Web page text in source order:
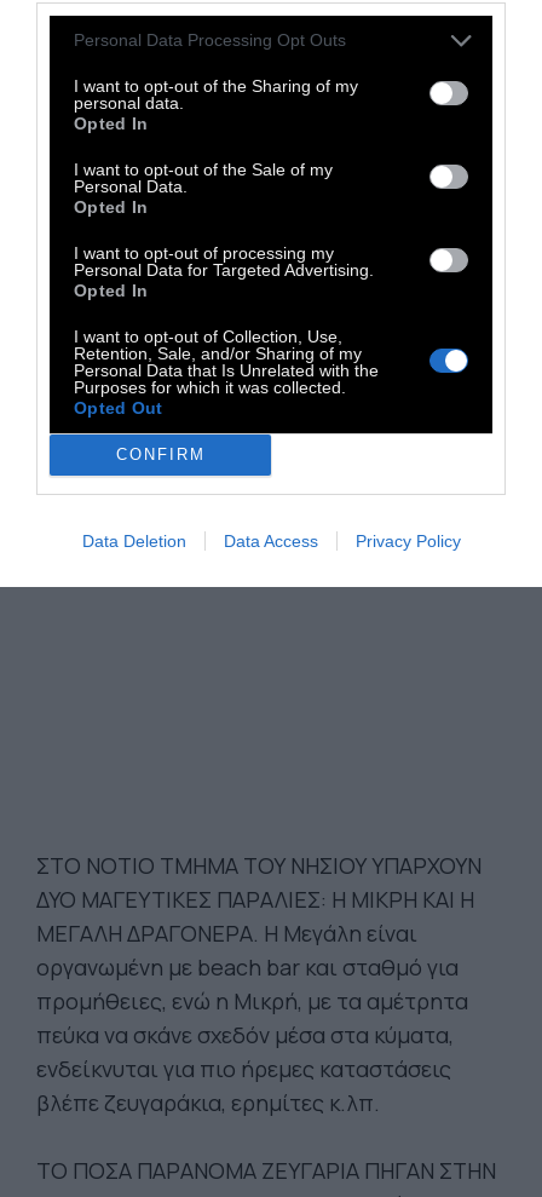
Personal Data Processing Opt Outs
I want to opt-out of the Sharing of my
personal data.
Opted In
I want to opt-out of the Sale of my
Personal Data.
Opted In
I want to opt-out of processing my
Personal Data for Targeted Advertising.
Opted In
I want to opt-out of Collection, Use,
Retention, Sale, and/or Sharing of my
Personal Data that Is Unrelated with the
Purposes for which it was collected.
Opted Out
CONFIRM
Data Deletion Data Access Privacy Policy
συναντήσεις καιτεράστιες ψαρούκλες α λα
Moby Dick να χαϊδεύουν τα πόδια σου.
Πράγμα που αν δεν είσαι θαλασσόλυκος,
φυσικά θα σε κάνει να επιστρέψεις με τριπλή
ΣΤΟ ΝΟΤΙΟ ΤΜΗΜΑ ΤΟΥ ΝΗΣΙΟΥ ΥΠΑΡΧΟΥΝ
ΔΥΟ ΜΑΓΕΥΤΙΚΕΣ ΠΑΡΑΛΙΕΣ: Η ΜΙΚΡΗ ΚΑΙ Η
ΜΕΓΑΛΗ ΔΡΑΓΟΝΕΡΑ. Η Μεγάλη είναι
οργανωμένη με beach bar και σταθμό για
προμήθειες, ενώ η Μικρή, με τα αμέτρητα
πεύκα να σκάνε σχεδόν μέσα στα κύματα,
ενδείκνυται για πιο ήρεμες καταστάσεις
βλέπε ζευγαράκια, ερημίτες κ.λπ.
ΤΟ ΠΟΣΑ ΠΑΡΑΝΟΜΑ ΖΕΥΓΑΡΙΑ ΠΗΓΑΝ ΣΤΗΝ